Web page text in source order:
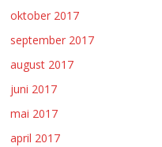
oktober 2017
september 2017
august 2017
juni 2017
mai 2017
april 2017